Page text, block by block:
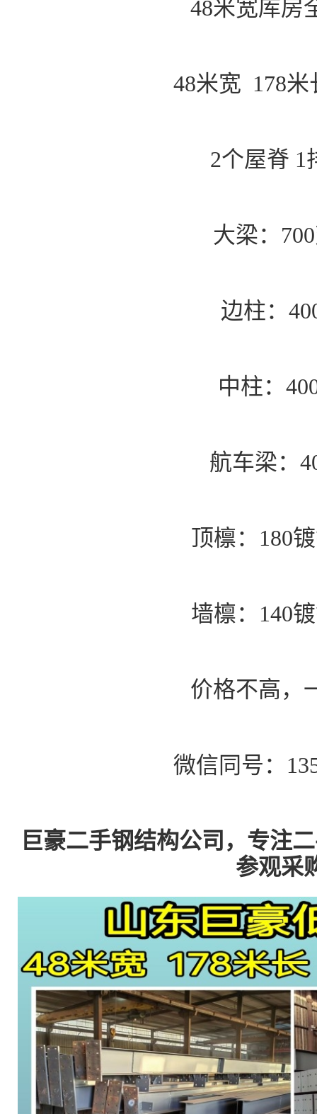
48米宽库房
48米宽 178
2个屋脊 1
大梁：
边柱：
中柱：
航车梁：
顶檩：180
墙檩：140
价格不高，
微信同号：
巨豪二手钢结构公司，专注
参观采